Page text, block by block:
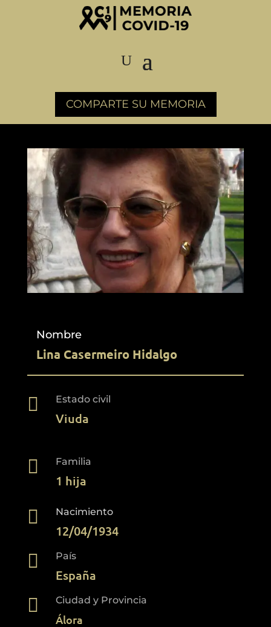
COMPARTE SU MEMORIA
Nombre
Lina Casermeiro Hidalgo
 Estado civil
Viuda
 Familia
1 hija
 Nacimiento
12/04/1934
 País
España
 Ciudad y Provincia
Álora